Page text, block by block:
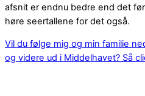
afsnit er endnu bedre end det
høre seertallene for det også.
Vil du følge mig og min familie
og videre ud i Middelhavet? Så